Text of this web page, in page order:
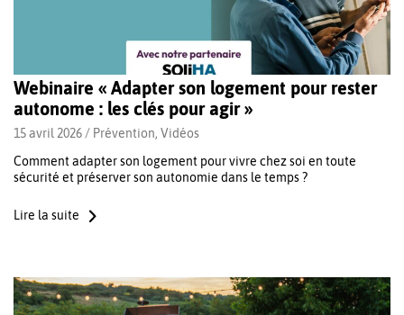
Webinaire « Adapter son logement pour rester
autonome : les clés pour agir »
15 avril 2026 / Prévention, Vidéos
Comment adapter son logement pour vivre chez soi en toute
sécurité et préserver son autonomie dans le temps ?
Lire la suite